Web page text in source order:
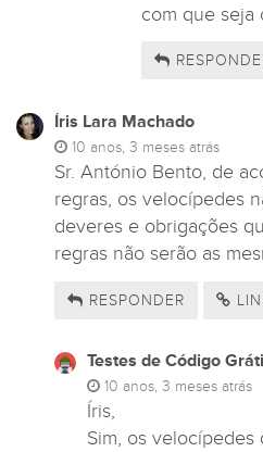
com que seja
Íris Lara Machado
10 anos, 3 meses atrás
Sr. António Bento, de
regras, os velocípedes
deveres e obrigações
regras não serão as
RESPONDER
Testes de Código
10 anos, 3 meses atrás
Íris,
Sim, os velocípedes